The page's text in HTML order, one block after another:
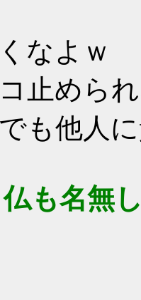
なよｗ
止めら
も他人
も名無